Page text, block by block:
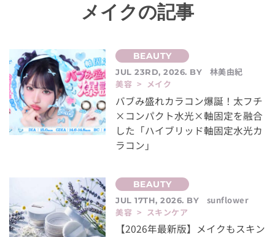
メイクの記事
JUL 23RD, 2026. BY
林美由紀
美容 > メイク
バブみ盛れカラコン爆誕！太フチ
×コンパクト水光×軸固定を融合
した「ハイブリッド軸固定水光カ
ラコン」
JUL 17TH, 2026. BY
sunflower
美容 > スキンケア
【2026年最新版】メイクもスキン